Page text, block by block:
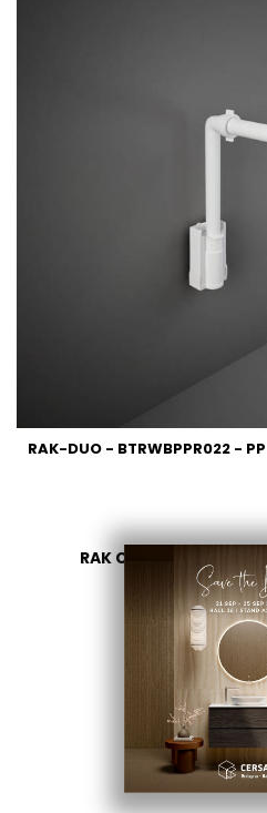
RAK-DUO - BTRWBPPR022 - PP
RAK CERAMICS 2026 -
بلدك
AR
EN